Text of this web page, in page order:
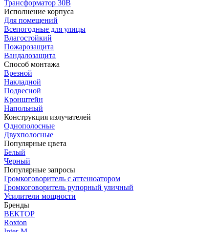
Трансформатор 30В
Исполнение корпуса
Для помещений
Всепогодные для улицы
Влагостойкий
Пожарозащита
Вандалозащита
Способ монтажа
Врезной
Накладной
Подвесной
Кронштейн
Напольный
Конструкция излучателей
Однополосные
Двухполосные
Популярные цвета
Белый
Черный
Популярные запросы
Громкоговоритель с аттенюатором
Громкоговоритель рупорный уличный
Усилители мощности
Бренды
ВЕКТОР
Roxton